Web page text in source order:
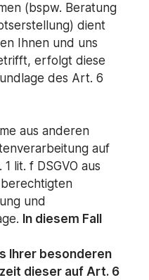
(bspw. Beratung
dient
Ihnen und uns
erfolgt diese
des Art. 6
aus anderen
auf
lit. f DSGVO aus
und
In diesem Fall
Ihrer besonderen
dieser auf Art. 6